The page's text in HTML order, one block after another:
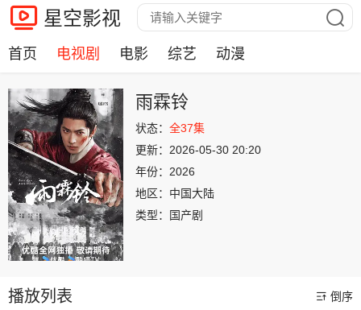
星空影视
首页 电视剧 电影 综艺 动漫
雨霖铃
状态： 全37集
更新： 2026-05-30 20:20
年份： 2026
地区： 中国大陆
类型：
国产剧
播放列表 倒序